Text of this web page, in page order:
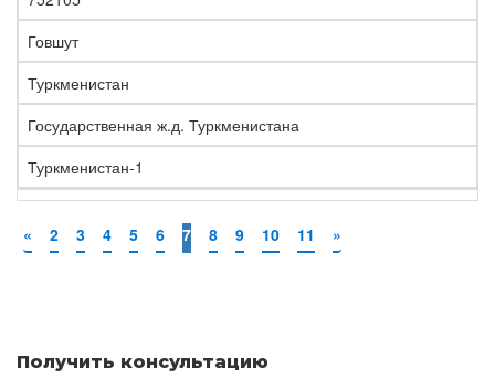
Говшут
Туркменистан
Государственная ж.д. Туркменистана
Туркменистан-1
« 2 3 4 5 6 7 8 9 10 11 »
Получить консультацию